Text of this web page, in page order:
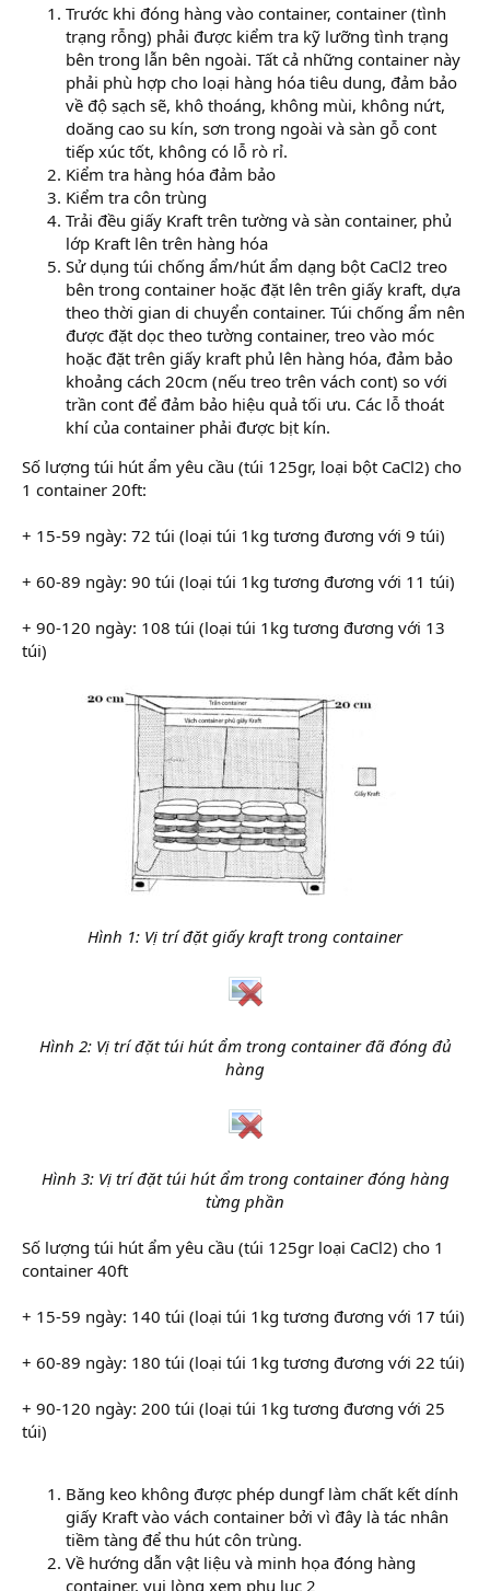
Trước khi đóng hàng vào container, container (tình
trạng rỗng) phải được kiểm tra kỹ lưỡng tình trạng
bên trong lẫn bên ngoài. Tất cả những container này
phải phù hợp cho loại hàng hóa tiêu dung, đảm bảo
về độ sạch sẽ, khô thoáng, không mùi, không nứt,
doăng cao su kín, sơn trong ngoài và sàn gỗ cont
tiếp xúc tốt, không có lỗ rò rỉ.
Kiểm tra hàng hóa đảm bảo
Kiểm tra côn trùng
Trải đều giấy Kraft trên tường và sàn container, phủ
lớp Kraft lên trên hàng hóa
Sử dụng túi chống ẩm/hút ẩm dạng bột CaCl2 treo
bên trong container hoặc đặt lên trên giấy kraft, dựa
theo thời gian di chuyển container. Túi chống ẩm nên
được đặt dọc theo tường container, treo vào móc
hoặc đặt trên giấy kraft phủ lên hàng hóa, đảm bảo
khoảng cách 20cm (nếu treo trên vách cont) so với
trần cont để đảm bảo hiệu quả tối ưu. Các lỗ thoát
khí của container phải được bịt kín.
Số lượng túi hút ẩm yêu cầu (túi 125gr, loại bột CaCl2) cho
1 container 20ft:
+ 15-59 ngày: 72 túi (loại túi 1kg tương đương với 9 túi)
+ 60-89 ngày: 90 túi (loại túi 1kg tương đương với 11 túi)
+ 90-120 ngày: 108 túi (loại túi 1kg tương đương với 13
túi)
Hình 1: Vị trí đặt giấy kraft trong container
Hình 2: Vị trí đặt túi hút ẩm trong container đã đóng đủ
hàng
Hình 3: Vị trí đặt túi hút ẩm trong container đóng hàng
từng phần
Số lượng túi hút ẩm yêu cầu (túi 125gr loại CaCl2) cho 1
container 40ft
+ 15-59 ngày: 140 túi (loại túi 1kg tương đương với 17 túi)
+ 60-89 ngày: 180 túi (loại túi 1kg tương đương với 22 túi)
+ 90-120 ngày: 200 túi (loại túi 1kg tương đương với 25
túi)
Băng keo không được phép dungf làm chất kết dính
giấy Kraft vào vách container bởi vì đây là tác nhân
tiềm tàng để thu hút côn trùng.
Về hướng dẫn vật liệu và minh họa đóng hàng
container, vui lòng xem phụ lục 2